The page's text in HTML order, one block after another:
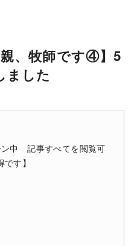
親、牧師です④】5
ました
ン中 記事すべてを閲覧可
す】